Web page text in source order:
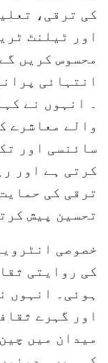
کی ترقی،
اور ٹیلنٹ
محسوس کریں
انتہائی
۔ انہوں نے
والے معاشرے
سائنسی اور
کرتی ہے اور
ترقی کی
تحسین پیش
خصوصی
کی روایتی
ہوئی۔ انہوں
اور گہرے
میدان میں